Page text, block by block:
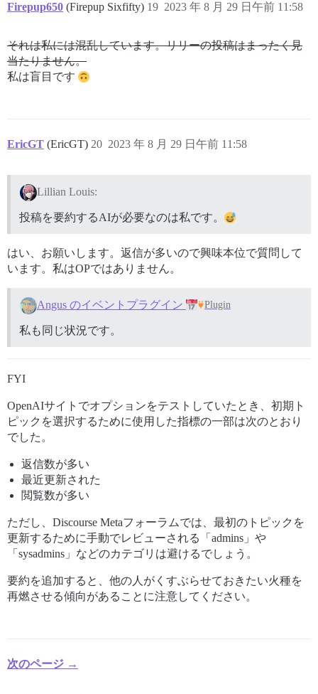
Firepup650 (Firepup Sixfifty) 2023 年 8 月 29 日午前 11:58
19
それは私には混乱しています。リリーの投稿はまったく見
当たりません。
私は盲目です
EricGT (EricGT) 2023 年 8 月 29 日午前 11:58
20
Lillian Louis:
投稿を要約するAIが必要なのは私です。
はい、お願いします。返信が多いので興味本位で質問して
います。私はOPではありません。
Angus のイベントプラグイン Plugin
私も同じ状況です。
FYI
OpenAIサイトでオプションをテストしていたとき、初期ト
ピックを選択するために使用した指標の一部は次のとおり
でした。
返信数が多い
最近更新された
閲覧数が多い
ただし、Discourse Metaフォーラムでは、最初のトピックを
更新するために手動でレビューされる「admins」や
「sysadmins」などのカテゴリは避けるでしょう。
要約を追加すると、他の人がくすぶらせておきたい火種を
再燃させる傾向があることに注意してください。
次のページ →